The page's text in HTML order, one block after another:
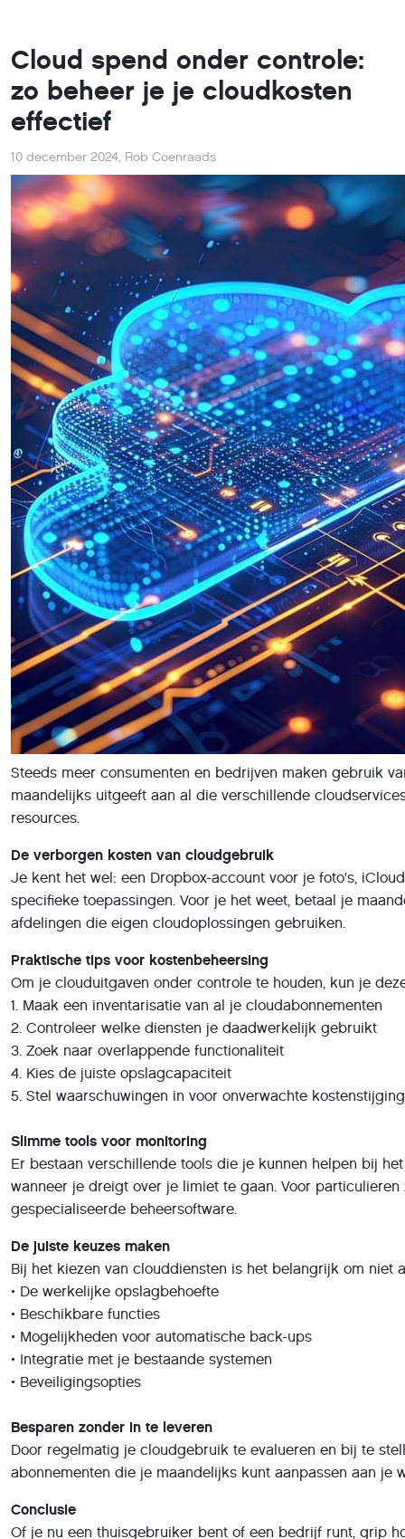
Cloud spend onder controle:
zo beheer je je cloudkosten
effectief
10 december 2024, Rob Coenraads
Steeds meer consumenten en bedrijven maken gebruik
maandelijks uitgeeft aan al die verschillende
resources.
De verborgen kosten van cloudgebruik
Je kent het wel: een Dropbox-account voor je foto's,
specifieke toepassingen. Voor je het weet, betaal je
afdelingen die eigen cloudoplossingen gebruiken.
Praktische tips voor kostenbeheersing
Om je clouduitgaven onder controle te houden, kun je
1. Maak een inventarisatie van al je cloudabonnementen
2. Controleer welke diensten je daadwerkelijk gebruikt
3. Zoek naar overlappende functionaliteit
4. Kies de juiste opslagcapaciteit
5. Stel waarschuwingen in voor onverwachte
Slimme tools voor monitoring
Er bestaan verschillende tools die je kunnen helpen bij
wanneer je dreigt over je limiet te gaan. Voor
gespecialiseerde beheersoftware.
De juiste keuzes maken
Bij het kiezen van clouddiensten is het belangrijk om niet
• De werkelijke opslagbehoefte
• Beschikbare functies
• Mogelijkheden voor automatische back-ups
• Integratie met je bestaande systemen
• Beveiligingsopties
Besparen zonder in te leveren
Door regelmatig je cloudgebruik te evalueren en bij te
abonnementen die je maandelijks kunt aanpassen aan je
Conclusie
Of je nu een thuisgebruiker bent of een bedrijf runt, grip